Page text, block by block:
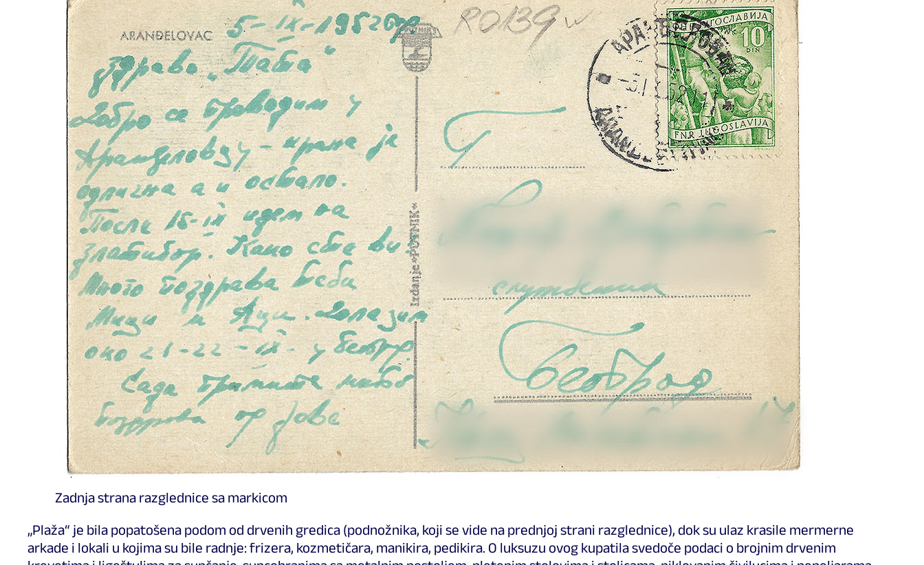
Zadnja strana razglednice sa markicom
„Plaža“ je bila popatošena podom od drvenih gredica (podnožnika, koji se vide na prednjoj strani razglednice), dok su ulaz krasile mermerne
arkade i lokali u kojima su bile radnje: frizera, kozmetičara, manikira, pedikira. O luksuzu ovog kupatila svedoče podaci o brojnim drvenim